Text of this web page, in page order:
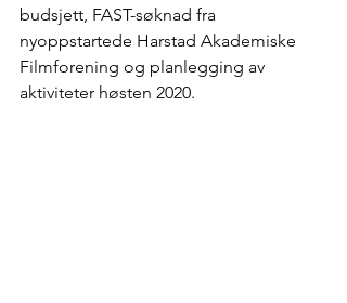
budsjett, FAST-søknad fra
nyoppstartede Harstad Akademiske
Filmforening og planlegging av
aktiviteter høsten 2020.